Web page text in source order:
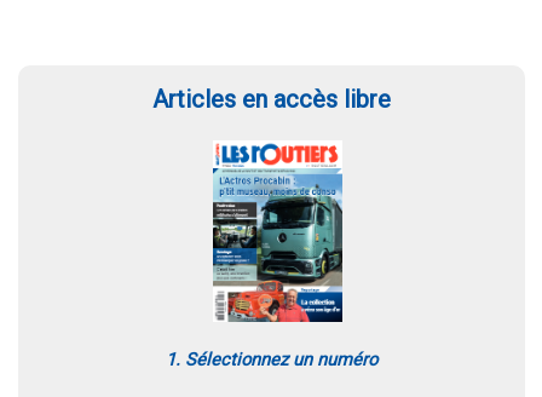
Articles en accès libre
1. Sélectionnez un numéro